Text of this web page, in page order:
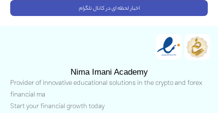
اخبار لحظه ای در کانال تلگرام
Nima Imani Academy
Provider of innovative educational solutions in the crypto and forex
financial ma
Start your financial growth today